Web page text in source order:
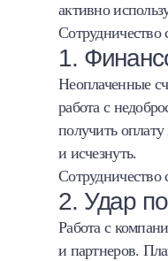
активно
1.
Неоплаченные
работа с
получить
и исчезнуть.
Сотрудничество
2. Удар
Работа с
и партнеров.